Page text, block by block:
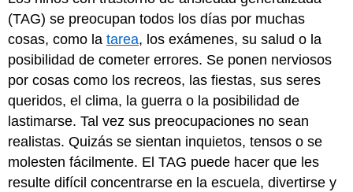
(TAG) se preocupan todos los días por muchas
cosas, como la tarea, los exámenes, su salud o la
posibilidad de cometer errores. Se ponen nerviosos
por cosas como los recreos, las fiestas, sus seres
queridos, el clima, la guerra o la posibilidad de
lastimarse. Tal vez sus preocupaciones no sean
realistas. Quizás se sientan inquietos, tensos o se
molesten fácilmente. El TAG puede hacer que les
resulte difícil concentrarse en la escuela, divertirse y